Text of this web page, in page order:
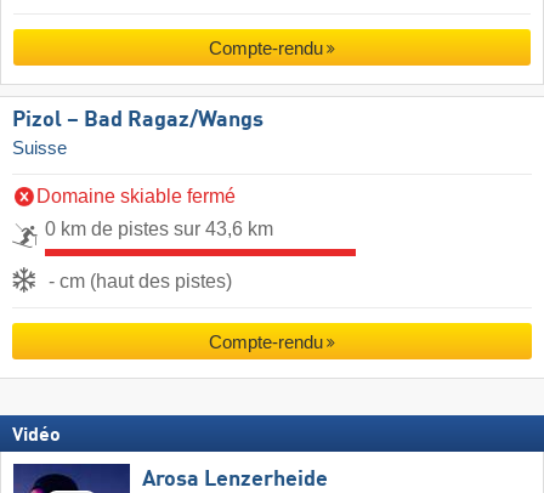
Compte-rendu
Pizol – Bad Ragaz/​Wangs
Suisse
Domaine skiable fermé
0 km de pistes sur 43,6 km
- cm (haut des pistes)
Compte-rendu
Vidéo
Arosa Lenzerheide